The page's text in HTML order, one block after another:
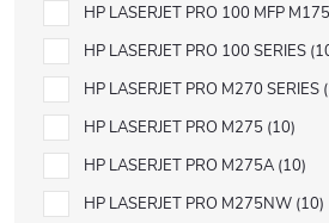
HP LASERJET PRO 100 MFP M175
HP LASERJET PRO 100 SERIES
HP LASERJET PRO M270 SERIES
HP LASERJET PRO M275 10
HP LASERJET PRO M275A 10
HP LASERJET PRO M275NW 10